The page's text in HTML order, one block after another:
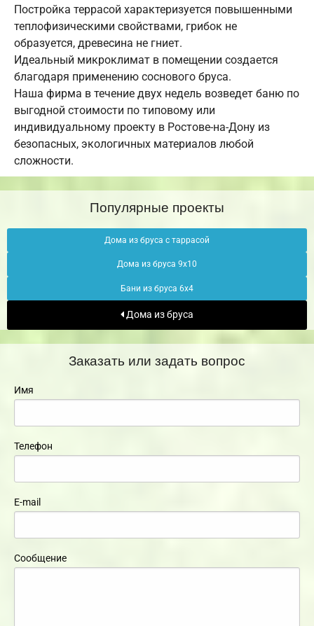
Постройка террасой характеризуется повышенными
теплофизическими свойствами, грибок не
образуется, древесина не гниет.
Идеальный микроклимат в помещении создается
благодаря применению соснового бруса.
Наша фирма в течение двух недель возведет баню по
выгодной стоимости по типовому или
индивидуальному проекту в Ростове-на-Дону из
безопасных, экологичных материалов любой
сложности.
Популярные проекты
Дома из бруса с таррасой
Дома из бруса 9х10
Бани из бруса 6х4
Дома из бруса
Заказать или задать вопрос
Имя
Телефон
E-mail
Сообщение